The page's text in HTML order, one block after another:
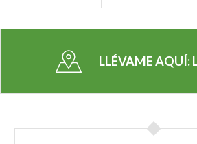
de ocho mil nuevos árboles.
LLÉVAME AQUÍ: